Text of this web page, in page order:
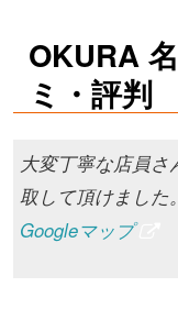
OKURA
ミ・評判
大変丁寧な店員
取して頂けました
Googleマップ